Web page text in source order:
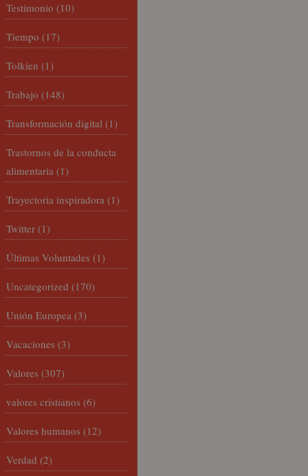
Testimonio (10)
Tiempo (17)
Tolkien (1)
Trabajo (148)
Transformación digital (1)
Trastornos de la conducta
alimentaria (1)
Trayectoria inspiradora (1)
Twitter (1)
Últimas Voluntades (1)
Uncategorized (170)
Unión Europea (3)
Vacaciones (3)
Valores (307)
valores cristianos (6)
Valores humanos (12)
Verdad (2)